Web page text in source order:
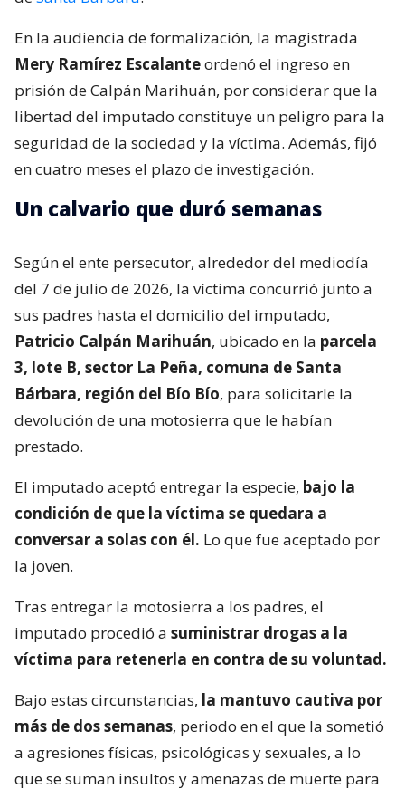
En la audiencia de formalización, la magistrada
Mery Ramírez Escalanteordenó el ingreso en
prisión de Calpán Marihuán, por considerar que la
libertad del imputado constituye un peligro para la
seguridad de la sociedad y la víctima. Además, fijó
en cuatro meses el plazo de investigación.
Un calvario que duró semanas
Según el ente persecutor, alrededor del mediodía
del 7 de julio de 2026, la víctima concurrió junto a
sus padres hasta el domicilio del imputado,
Patricio Calpán Marihuán, ubicado en la parcela
3, lote B, sector La Peña, comuna de Santa
Bárbara, región del Bío Bío, para solicitarle la
devolución de una motosierra que le habían
prestado.
El imputado aceptó entregar la especie, bajo la
condición de que la víctima se quedara a
conversar a solas con él. Lo que fue aceptado por
la joven.
Tras entregar la motosierra a los padres, el
imputado procedió a suministrar drogas a la
víctima para retenerla en contra de su voluntad.
Bajo estas circunstancias, la mantuvo cautiva por
más de dos semanas, periodo en el que la sometió
a agresiones físicas, psicológicas y sexuales, a lo
que se suman insultos y amenazas de muerte para